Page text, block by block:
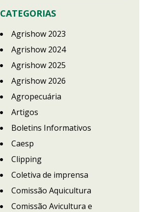
CATEGORIAS
Agrishow 2023
Agrishow 2024
Agrishow 2025
Agrishow 2026
Agropecuária
Artigos
Boletins Informativos
Caesp
Clipping
Coletiva de imprensa
Comissão Aquicultura
Comissão Avicultura e